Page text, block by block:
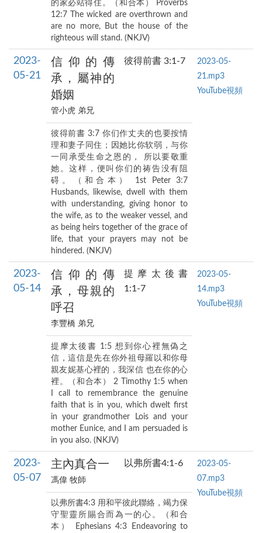
的家必站得住。（和合本） Proverbs
12:7 The wicked are overthrown and
are no more, But the house of the
righteous will stand. (NKJV)
2023-
05-21
信仰的傳
承，屬神的
婚姻
管小虎 弟兄
彼得前書 3:1-7
2023-05-
21.mp3
YouTube視頻
彼得前書 3:7 你们作丈夫的也要按情
理和妻子同住；因她比你软弱，与你
一同承受生命之恩的， 所以要敬重
她。这样，便叫你们的祷告没有阻
碍。（和合本） 1st Peter 3:7
Husbands, likewise, dwell with them
with understanding, giving honor to
the wife, as to the weaker vessel, and
as being heirs together of the grace of
life, that your prayers may not be
hindered. (NKJV)
2023-
05-14
信仰的傳
承，母親的
呼召
李豐橋 弟兄
提摩太後書
1:1-7
2023-05-
14.mp3
YouTube視頻
提摩太後書 1:5 想到你心裡無偽之
信，這信是先在你外祖母羅以和你母
親友妮基心裡的，我深信 也在你的心
裡。（和合本） 2 Timothy 1:5 when
I call to remembrance the genuine
faith that is in you, which dwelt first
in your grandmother Lois and your
mother Eunice, and I am persuaded is
in you also. (NKJV)
2023-
05-07
主內真合一
馮偉 牧師
以弗所書4:1-6
2023-05-
07.mp3
YouTube視頻
以弗所書4:3 用和平彼此聯絡，竭力保
守聖靈所賜合而為一的心。（和合
本） Ephesians 4:3 Endeavoring to